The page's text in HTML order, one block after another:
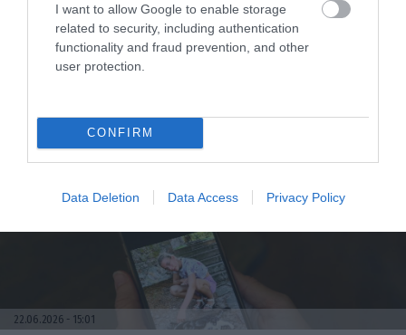
I want to allow Google to enable storage
related to security, including authentication
functionality and fraud prevention, and other
user protection.
CONFIRM
Data Deletion Data Access Privacy Policy
29.06.2026 15:01
Ούλρικα Τζόνσον: Η γνωστή
22.06.2026 15:01